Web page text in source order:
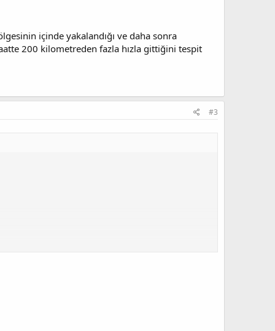
içinde yakalandığı ve daha sonra
200 kilometreden fazla hızla gittiğini tespit
#3